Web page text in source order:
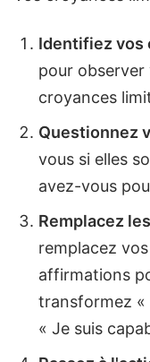
Identifiez vos
pour observer
croyances
Questionnez
vous si elles
avez-vous
Remplacez
remplacez
affirmations
transformez «
« Je suis